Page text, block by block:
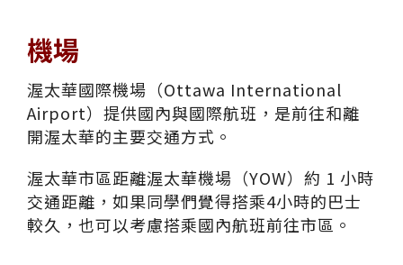
機場
渥太華國際機場（Ottawa International
Airport）提供國內與國際航班，是前往和離
開渥太華的主要交通方式。
渥太華市區距離渥太華機場（YOW）約 1 小時
交通距離，如果同學們覺得搭乘4小時的巴士
較久，也可以考慮搭乘國內航班前往市區。